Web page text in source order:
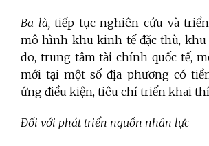
Ba là,tiếp tục nghiên cứu và
mô hình khu kinh tế đặc thù,
do, trung tâm tài chính quốc tế,
mới tại một số địa phương có
ứng điều kiện, tiêu chí triển khai
Đối với phát triển nguồn nhân lực